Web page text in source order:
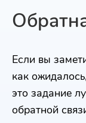
Если вы
как
это задание
обратной